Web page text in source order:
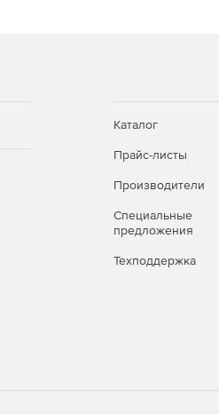
Каталог
Прайс-листы
Производители
Специальные
предложения
Техподдержка